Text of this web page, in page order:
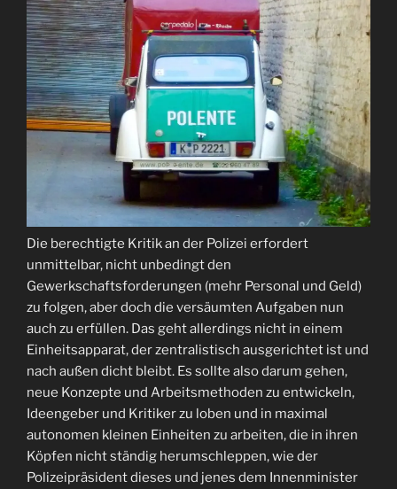
Die berechtigte Kritik an der Polizei erfordert
unmittelbar, nicht unbedingt den
Gewerkschaftsforderungen (mehr Personal und Geld)
zu folgen, aber doch die versäumten Aufgaben nun
auch zu erfüllen. Das geht allerdings nicht in einem
Einheitsapparat, der zentralistisch ausgerichtet ist und
nach außen dicht bleibt. Es sollte also darum gehen,
neue Konzepte und Arbeitsmethoden zu entwickeln,
Ideengeber und Kritiker zu loben und in maximal
autonomen kleinen Einheiten zu arbeiten, die in ihren
Köpfen nicht ständig herumschleppen, wie der
Polizeipräsident dieses und jenes dem Innenminister